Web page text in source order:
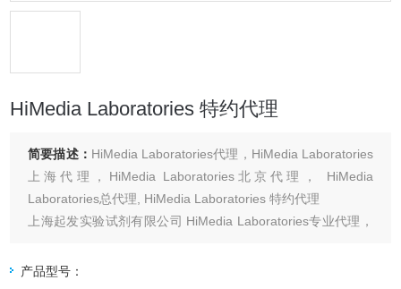
HiMedia Laboratories 特约代理
简要描述： HiMedia Laboratories代理，HiMedia Laboratories
上海代理，HiMedia Laboratories北京代理， HiMedia
Laboratories总代理, HiMedia Laboratories 特约代理
上海起发实验试剂有限公司 HiMedia Laboratories专业代理，
产品型号：